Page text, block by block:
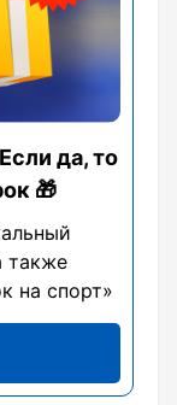
да, то
🎁
также
на спорт»